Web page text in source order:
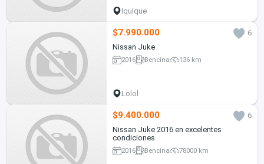
Iquique
$7.990.000
6
Nissan Juke
2016 Bencina 136 km
Lolol
$9.400.000
6
Nissan Juke 2016 en excelentes
condiciones
2016 Bencina 78000 km